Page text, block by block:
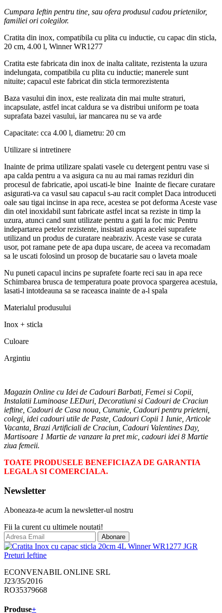
Cumpara Ieftin pentru tine, sau ofera produsul cadou prietenilor,
familiei ori colegilor.
Cratita din inox, compatibila cu plita cu inductie, cu capac din sticla,
20 cm, 4.00 l, Winner WR1277
Cratita este fabricata din inox de inalta calitate, rezistenta la uzura
indelungata, compatibila cu plita cu inductie; manerele sunt
nituite; capacul este fabricat din sticla termorezistenta
Baza vasului din inox, este realizata din mai multe straturi,
incapsulate, astfel incat caldura se va distribui uniform pe toata
suprafata bazei vasului, iar mancarea nu se va arde
Capacitate: cca 4.00 l, diametru: 20 cm
Utilizare si intretinere
Inainte de prima utilizare spalati vasele cu detergent pentru vase si
apa calda pentru a va asigura ca nu au mai ramas reziduri din
procesul de fabricatie, apoi uscati-le bine Inainte de fiecare curatare
asigurati-va ca vasul sau capacul s-au racit complet Daca introduceti
oale sau tigai incinse in apa rece, acestea se pot deforma Aceste vase
din otel inoxidabil sunt fabricate astfel incat sa reziste in timp la
uzura, atunci cand sunt utilizate pentru a gati la foc mic Pentru
indepartarea petelor rezistente, insistati asupra acelei suprafete
utilizand un produs de curatare neabraziv. Aceste vase se curata
usor, pot ramane pete de apa dupa uscare, de aceea va recomadam
sa le uscati folosind un prosop de bucatarie sau o laveta moale
Nu puneti capacul incins pe suprafete foarte reci sau in apa rece
Schimbarea brusca de temperatura poate provoca spargerea acestuia,
lasati-l intotdeauna sa se raceasca inainte de a-l spala
Materialul produsului
Inox + sticla
Culoare
Argintiu
Magazin Online cu Idei de Cadouri Barbati, Femei si Copii,
Instalatii Luminoase LEDuri, Decoratiuni si Cadouri de Craciun
ieftine, Cadouri de Casa noua, Cununie, Cadouri pentru prieteni,
colegi, idei cadouri utile de Paste, Cadouri Copii 1 Iunie, Articole
Vacanta, Brazi Artificiali de Craciun, Cadouri Valentines Day,
Martisoare 1 Martie de vanzare la pret mic, cadouri idei 8 Martie
ziua femeii.
TOATE PRODUSELE BENEFICIAZA DE GARANTIA
LEGALA SI COMERCIALA.
Newsletter
Aboneaza-te acum la newsletter-ul nostru
Fii la curent cu ultimele noutati!
Abonare
ECONVENABIL ONLINE SRL
J23/35/2016
RO35379668
Produse+